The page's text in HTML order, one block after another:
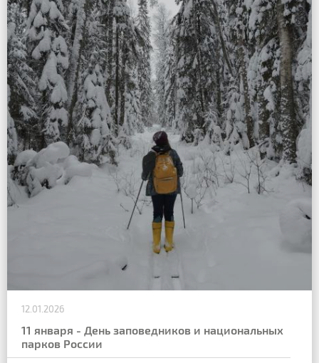
12.01.2026
11 января - День заповедников и национальных
парков России